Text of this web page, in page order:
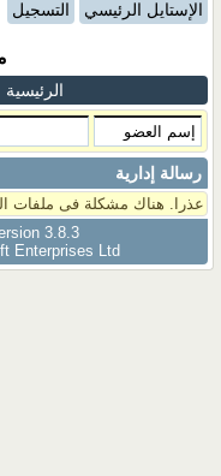
الإستايل الرئيسي التسجيل
الرئيسية
رسالة إدارية
عذرا. هناك مشكلة فى ملفات
3.8.3
Enterprises Ltd.